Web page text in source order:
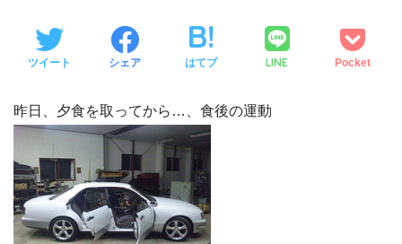
ツイート シェア はてブ LINE Pocket
昨日、夕食を取ってから…、食後の運動